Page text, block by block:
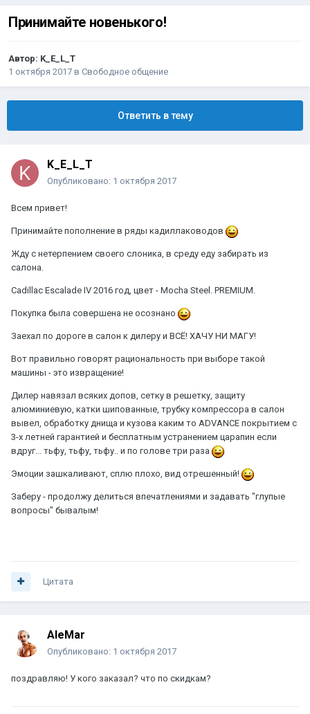
Принимайте новенького!
Автор: K_E_L_T
1 октября 2017 в Свободное общение
Ответить в тему
K_E_L_T
Опубликовано: 1 октября 2017
Всем привет!
Принимайте пополнение в ряды кадиллаководов
Жду с нетерпением своего слоника, в среду еду забирать из
салона.
Cadillac Escalade IV 2016 год, цвет - Mocha Steel. PREMIUM.
Покупка была совершена не осознано
Заехал по дороге в салон к дилеру и ВСЁ! ХАЧУ НИ МАГУ!
Вот правильно говорят рациональность при выборе такой
машины - это извращение!
Дилер навязал всяких допов, сетку в решетку, защиту
алюминиевую, катки шипованные, трубку компрессора в салон
вывел, обработку днища и кузова каким то ADVANCE покрытием с
3-х летней гарантией и бесплатным устранением царапин если
вдруг... тьфу, тьфу, тьфу.. и по голове три раза
Эмоции зашкаливают, сплю плохо, вид отрешенный!
Заберу - продолжу делиться впечатлениями и задавать "глупые
вопросы" бывалым!
Цитата
AleMar
Опубликовано: 1 октября 2017
поздравляю! У кого заказал? что по скидкам?